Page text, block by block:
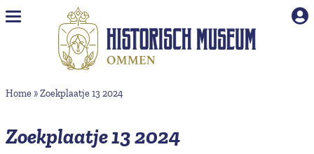
Naar hoofdinhoud
Home »Zoekplaatje 13 2024
Zoekplaatje 13 2024